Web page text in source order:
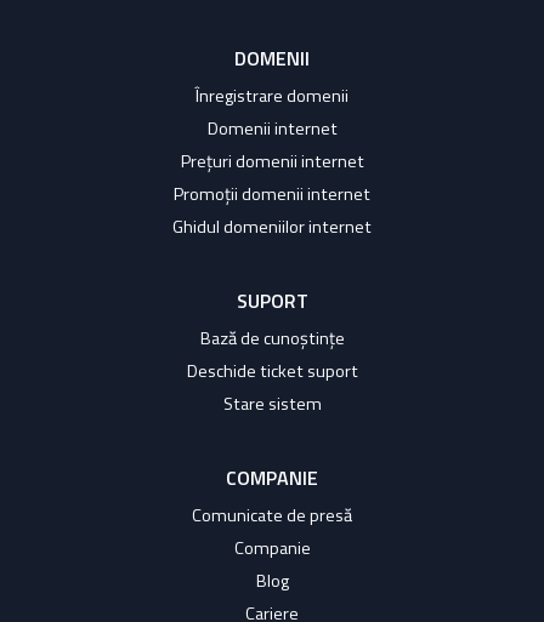
DOMENII
Înregistrare domenii
Domenii internet
Prețuri domenii internet
Promoții domenii internet
Ghidul domeniilor internet
SUPORT
Bază de cunoștințe
Deschide ticket suport
Stare sistem
COMPANIE
Comunicate de presă
Companie
Blog
Cariere